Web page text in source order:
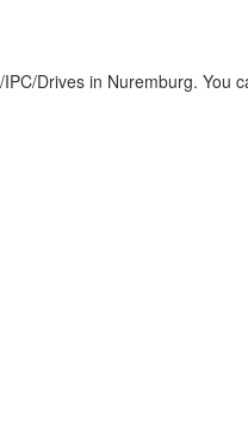
Drives in Nuremburg. You